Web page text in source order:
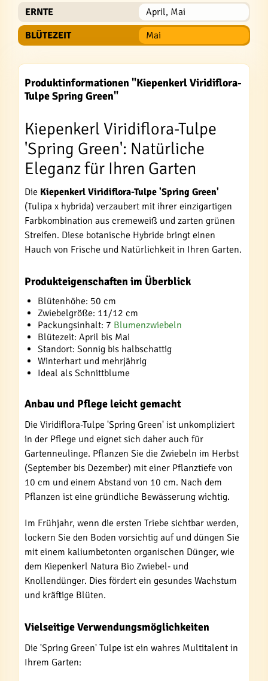
ERNTE
April, Mai
BLÜTEZEIT
Mai
Produktinformationen "Kiepenkerl Viridiflora-
Tulpe Spring Green"
Kiepenkerl Viridiflora-Tulpe
'Spring Green': Natürliche
Eleganz für Ihren Garten
Die Kiepenkerl Viridiflora-Tulpe 'Spring Green'
(Tulipa x hybrida) verzaubert mit ihrer einzigartigen
Farbkombination aus cremeweiß und zarten grünen
Streifen. Diese botanische Hybride bringt einen
Hauch von Frische und Natürlichkeit in Ihren Garten.
Produkteigenschaften im Überblick
Blütenhöhe: 50 cm
Zwiebelgröße: 11/12 cm
Packungsinhalt: 7 Blumenzwiebeln
Blütezeit: April bis Mai
Standort: Sonnig bis halbschattig
Winterhart und mehrjährig
Ideal als Schnittblume
Anbau und Pflege leicht gemacht
Die Viridiflora-Tulpe 'Spring Green' ist unkompliziert
in der Pflege und eignet sich daher auch für
Gartenneulinge. Pflanzen Sie die Zwiebeln im Herbst
(September bis Dezember) mit einer Pflanztiefe von
10 cm und einem Abstand von 10 cm. Nach dem
Pflanzen ist eine gründliche Bewässerung wichtig.
Im Frühjahr, wenn die ersten Triebe sichtbar werden,
lockern Sie den Boden vorsichtig auf und düngen Sie
mit einem kaliumbetonten organischen Dünger, wie
dem Kiepenkerl Natura Bio Zwiebel- und
Knollendünger. Dies fördert ein gesundes Wachstum
und kräftige Blüten.
Vielseitige Verwendungsmöglichkeiten
Die 'Spring Green' Tulpe ist ein wahres Multitalent in
Ihrem Garten: